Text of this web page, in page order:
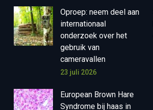
Oproep: neem deel aan
internationaal
onderzoek over het
gebruik van
cameravallen
23 juli 2026
European Brown Hare
Syndrome bij haas in